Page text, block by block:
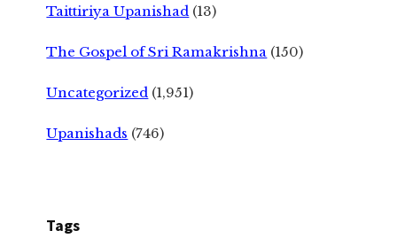
Taittiriya Upanishad (13)
The Gospel of Sri Ramakrishna (150)
Uncategorized (1,951)
Upanishads (746)
Tags